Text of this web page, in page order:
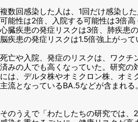
複数回感染した人は、1回だけ感染し
可能性は2倍、入院する可能性は3倍高
心臓疾患の発症リスクは3倍、肺疾患
脳疾患の発症リスクは1.5倍強上がって
死亡や入院、発症のリスクは、ワクチ
済みの人でも高くなっていた。研究の
には、デルタ株やオミクロン株、オミ
主流となっているBA.5などが含まれる。
そのうえで「わたしたちの研究では、